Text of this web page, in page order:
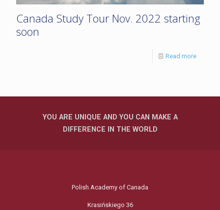
Canada Study Tour Nov. 2022 starting
soon
Read more
YOU ARE UNIQUE AND YOU CAN MAKE A
DIFFERENCE IN THE WORLD
Polish Academy of Canada
Krasińskiego 36